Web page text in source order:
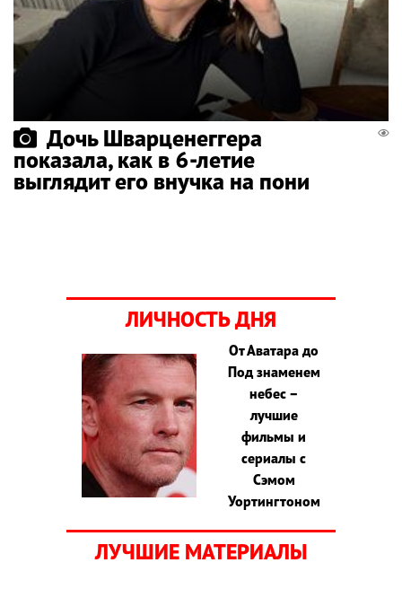
Дочь Шварценеггера
показала, как в 6-летие
выглядит его внучка на пони
ЛИЧНОСТЬ ДНЯ
От Аватара до
Под знаменем
небес –
лучшие
фильмы и
сериалы с
Сэмом
Уортингтоном
ЛУЧШИЕ МАТЕРИАЛЫ